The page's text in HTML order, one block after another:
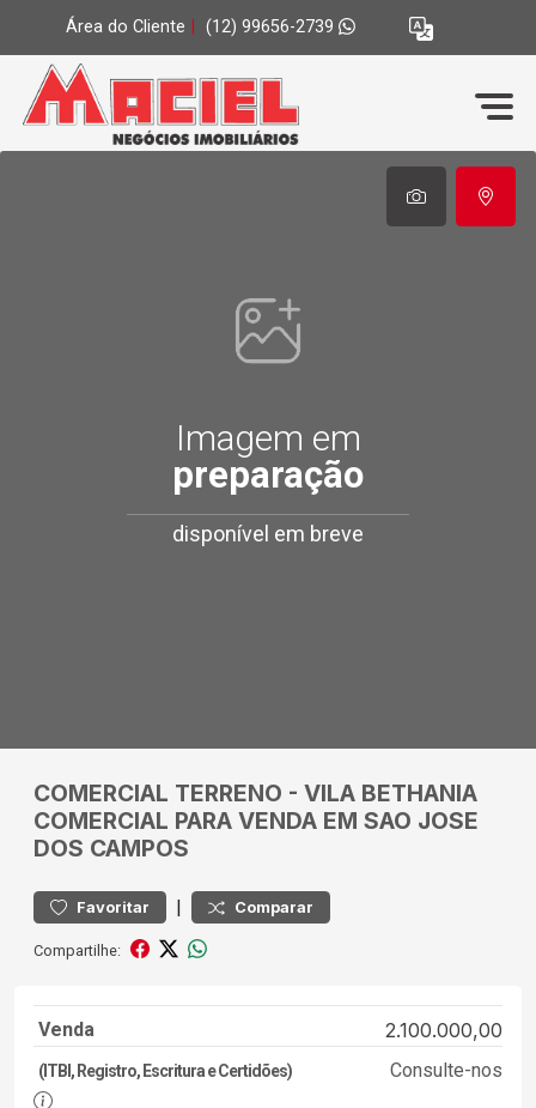
Área do Cliente (12) 99656-2739
Imagem em
preparação
disponível em breve
COMERCIAL TERRENO - VILA BETHANIA
COMERCIAL PARA VENDA EM SAO JOSE
DOS CAMPOS
Favoritar | Comparar
Compartilhe:
Venda 2.100.000,00
(ITBI, Registro, Escritura e Certidões) Consulte-nos